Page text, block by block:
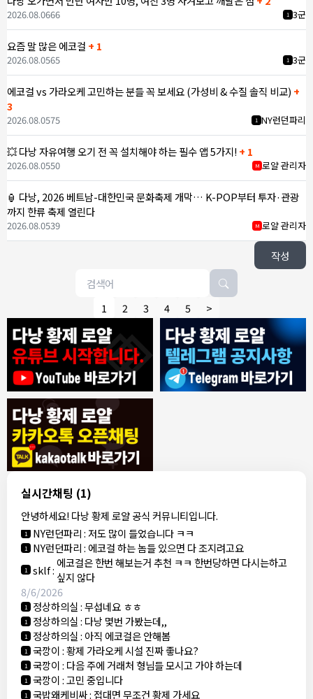
실시간채팅 (1)
안녕하세요! 다낭 황제 로얄 공식 커뮤니티입니다.
8/4/2026
1 모기한테물림:여기도 문의해보면 바로 알려줌
1 모기한테물림:정찰가보다 쌀수 없음
1 결혼안해:ㄹㅇ 팩트 ㅋㅋㅋㅋ
결혼안해:ㄹㅇ 팩트 ㅋㅋㅋㅋ
8/5/2026
NY런던파리 :다낭 에코걸 여기서 예약 가능한가요?
1 3군:에코걸 좀 조심 하는게 좋음
1 NY런던파리:저도 많이 들었습니다 ㅋㅋ
1 NY런던파리: 에코걸 하는 놈들 있으면 다 조지려고요
1 sklf: 에코걸은 한번 해보는거 추천 ㅋㅋ 한번당하면 다시는하고
싶지 않다
8/6/2026
1 정상하의실:무섭네요 ㅎㅎ
1 정상하의실: 다낭 몇번 가봤는데,,
1 정상하의실: 아직 에코걸은 안해봄
1 국깡이:황제 가라오케 시설 진짜 좋나요?
1 국깡이: 다음 주에 거래처 형님들 모시고 가야 하는데
1 국깡이:고민 중입니다
1 국밥왜케비싸: 접대면 무조건 황제 가세요
1 3군
2026.08.0666
요즘 말 많은 에코걸 + 1
1 3군
2026.08.0565
에코걸 vs 가라오케 고민하는 분들 꼭 보세요 (가성비 & 수질 솔직 비교) +
3
1 NY런던파리
2026.08.0575
💥 다낭 자유여행 오기 전 꼭 설치해야 하는 필수 앱 5가지! + 1
M 로얄 관리자
2026.08.0550
🏮 다낭, 2026 베트남-대한민국 문화축제 개막… K-POP부터 투자·관광
까지 한류 축제 열린다
M 로얄 관리자
2026.08.0539
작성
1 2 3 4 5 >